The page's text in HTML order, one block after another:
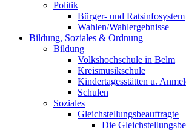
Politik
Bürger- und Ratsinfosystem
Wahlen/Wahlergebnisse
Bildung, Soziales & Ordnung
Bildung
Volkshochschule in Belm
Kreismusikschule
Kindertagesstätten u.
Schulen
Soziales
Gleichstellungsbeauftragte
Die